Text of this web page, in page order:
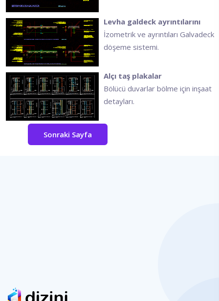
Levha galdeck ayrıntılarını
İzometrik ve ayrıntıları Galvadeck
döşeme sistemi.
Alçı taş plakalar
Bölücü duvarlar bölme için inşaat
detayları.
Sonraki Sayfa